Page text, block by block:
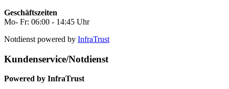
Geschäftszeiten
Mo- Fr: 06:00 - 14:45 Uhr
Notdienst powered by InfraTrust
Kundenservice/Notdienst
Powered by InfraTrust